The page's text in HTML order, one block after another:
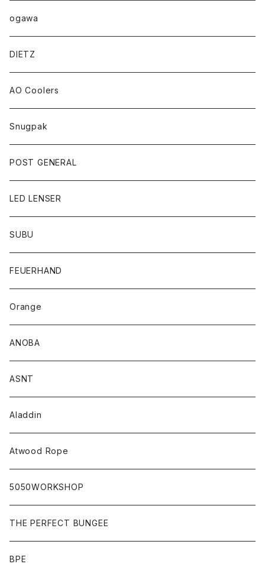
ogawa
DIETZ
AO Coolers
Snugpak
POST GENERAL
LED LENSER
SUBU
FEUERHAND
Orange
ANOBA
ASNT
Aladdin
Atwood Rope
5050WORKSHOP
THE PERFECT BUNGEE
BPE